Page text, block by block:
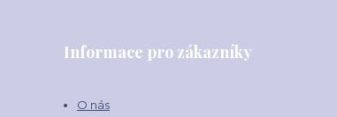
Informace pro zákazníky
O nás